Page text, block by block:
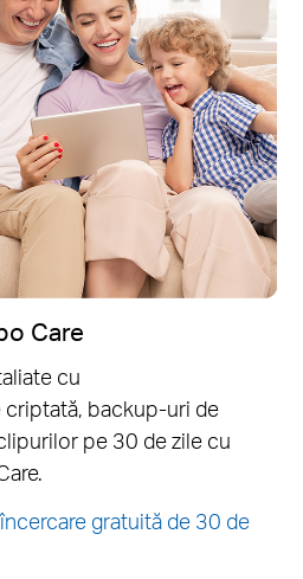
Care
cu
backup-uri de
pe 30 de zile cu
gratuită de 30 de